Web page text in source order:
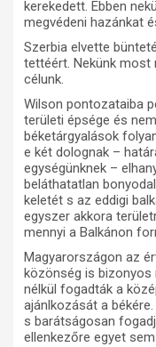
kerekedett. Ebben
megvédeni hazánkat
Szerbia elvette
tettéért. Nekünk most
célunk.
Wilson pontozataiba
területi épsége és
béketárgyalások
e két dolognak –
egységünknek –
beláthatatlan
keletét s az eddigi
egyszer akkora
mennyi a Balkánon
Magyarországon az
közönség is bizonyos
nélkül fogadták a
ajánlkozását a
s barátságosan
ellenkezőre egyet